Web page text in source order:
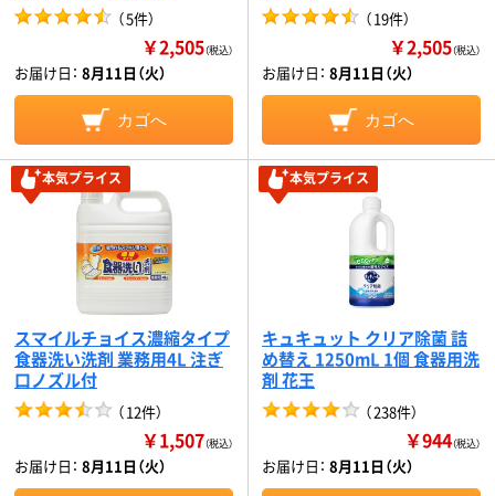
（5件）
￥2,505（税込）
お届け日： 8月11日（火）
カゴへ
（19件）
￥2,505（税込）
お届け日： 8月11日（火）
カゴへ
本気プライス
スマイルチョイス濃縮タイプ
食器洗い洗剤 業務用4L 注ぎ
口ノズル付
（12件）
￥1,507（税込）
お届け日： 8月11日（火）
本気プライス
キュキュット クリア除菌 詰
め替え 1250mL 1個 食器用洗
剤 花王
（238件）
￥944（税込）
お届け日： 8月11日（火）